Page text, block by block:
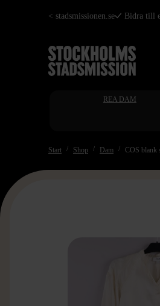
Hoppa
huvudinnehåll
< stadsmissionen.se Bidra till
REA DAM
Start Shop Dam COS blank